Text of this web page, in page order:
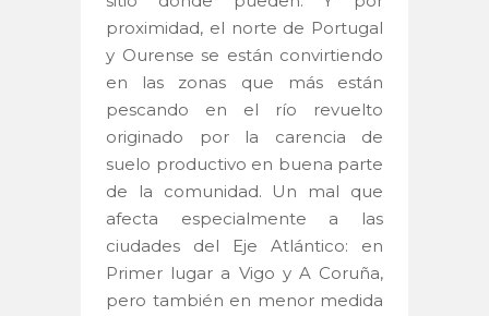
proximidad, el norte de Portugal
y Ourense se están convirtiendo
en las zonas que más están
pescando en el río revuelto
originado por la carencia de
suelo productivo en buena parte
de la comunidad. Un mal que
afecta especialmente a las
ciudades del Eje Atlántico: en
Primer lugar a Vigo y A Coruña,
pero también en menor medida